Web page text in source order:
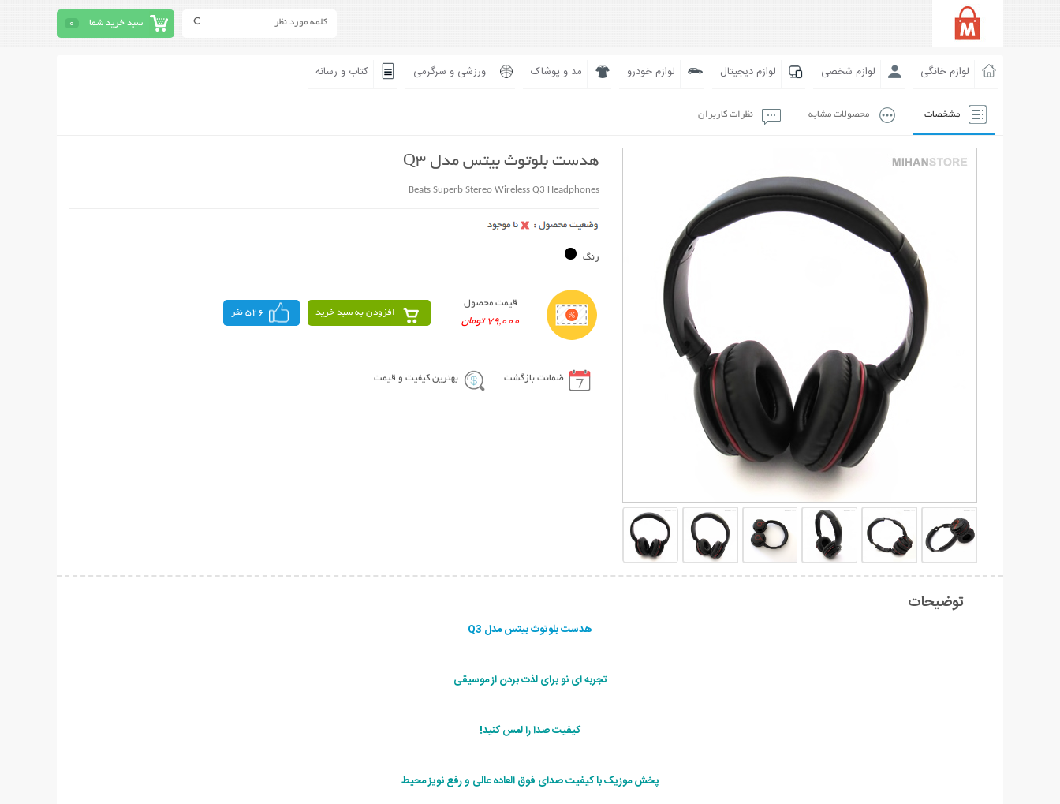
سبد خرید شما 0
لوازم خانگی لوازم شخصی لوازم دیجیتال لوازم خودرو مد و پوشاک ورزشی و سرگرمی کتاب و رسانه
مشخصات محصولات مشابه نظرات کاربران
هدست بلوتوث بیتس مدل Q3
Beats Superb Stereo Wireless Q3 Headphones
رنگ
قیمت محصول
79,000 تومان
افزودن به سبد خرید 526 نفر
ضمانت بازگشت بهترین کیفیت و قیمت
توضیحات
هدست بلوتوث بیتس مدل Q3
تجربه ای نو برای لذت بردن از موسیقی
کیفیت صدا را لمس کنید!
پخش موزیک با کیفیت صدای فوق العاده عالی و رفع نویز محیط